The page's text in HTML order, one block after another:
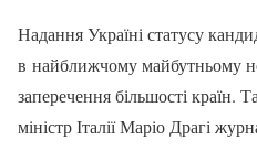
Надання Україні статусу
в найближчому майбутньому
заперечення більшості країн.
міністр Італії Маріо Драгі